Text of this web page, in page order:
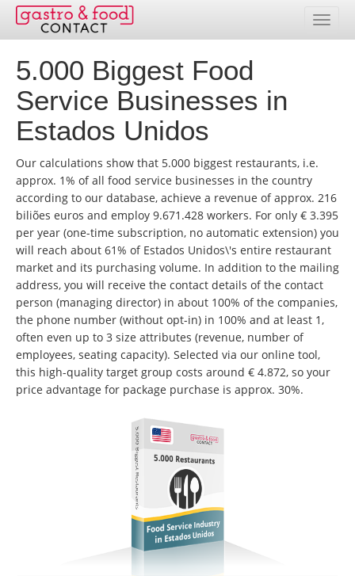
Banco de dados
Resumo de países
Pacotes de endereços
Seleção online
Preços
Realizações
Contato
Área de clientes
Mudar de língua:
Deutsch
American English
Français
Português
5.000 Biggest Food
Service Businesses in
Estados Unidos
Our calculations show that 5.000 biggest restaurants, i.e.
approx. 1% of all food service businesses in the country
according to our database, achieve a revenue of approx. 216
biliões euros and employ 9.671.428 workers. For only € 3.395
per year (one-time subscription, no automatic extension) you
will reach about 61% of Estados Unidos\'s entire restaurant
market and its purchasing volume. In addition to the mailing
address, you will receive the contact details of the contact
person (managing director) in about 100% of the companies,
the phone number (without opt-in) in 100% and at least 1,
often even up to 3 size attributes (revenue, number of
employees, seating capacity). Selected via our online tool,
this high-quality target group costs around € 4.872, so your
price advantage for package purchase is approx. 30%.
5.000 Biggest Restaurants 5.000 Restaurants
Food Service Industry
in Estados Unidos